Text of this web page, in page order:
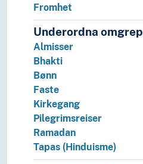
Fromhet
Underordna omgrep
Almisser
Bhakti
Bønn
Faste
Kirkegang
Pilegrimsreiser
Ramadan
Tapas (Hinduisme)